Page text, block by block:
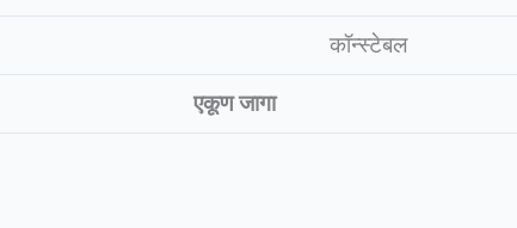
कॉन्स्टेबल
एकूण जागा